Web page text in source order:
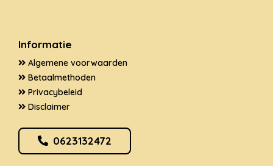
Informatie
Algemene voorwaarden
Betaalmethoden
Privacybeleid
Disclaimer
0623132472